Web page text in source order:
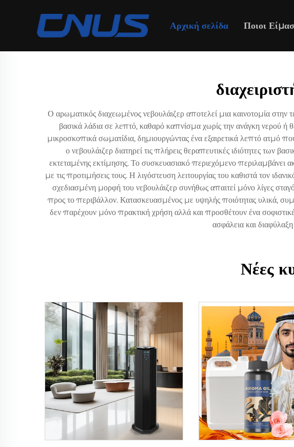
Αρχική σελίδα Ποιοι
Ο αρωματικός διαχεωμένος νεβουλάιζερ αποτελεί μια καινοτομία
βασικά λάδια σε λεπτό, καθαρό καπνίσμα χωρίς την ανάγκη νερού ή
μικροσκοπικά σωματίδια, δημιουργώντας ένα εξαιρετικά λεπτό ατμό
ο νεβουλάιζερ διατηρεί τις πλήρεις θεραπευτικές ιδιότητες των
εκτεταμένης εκτίμησης. Το συσκευασιακό περιεχόμενο περιλαμβάνει
με τις προτιμήσεις τους. Η λιγόστευση λειτουργίας του καθιστά τον
σχεδιασμένη μορφή του νεβουλάιζερ συνήθως απαιτεί μόνο λίγες
προς το περιβάλλον. Κατασκευασμένος με υψηλής ποιότητας υλικά,
δεν παρέχουν μόνο πρακτική χρήση αλλά και προσθέτουν ένα
ασφάλεια και
Νέες